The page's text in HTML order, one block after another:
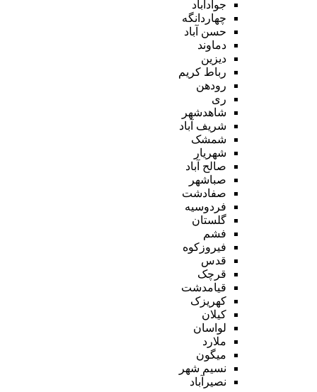
جوادآباد
چهاردانگه
حسن آباد
دماوند
دیزین
رباط کریم
رودهن
ری
شاهدشهر
شریف آباد
شمشک
شهریار
صالح آباد
صباشهر
صفادشت
فردوسیه
گلستان
فشم
فیروزکوه
قدس
قرچک
قیامدشت
کهریزک
کیلان
لواسان
ملارد
میگون
نسیم شهر
نصیرآباد